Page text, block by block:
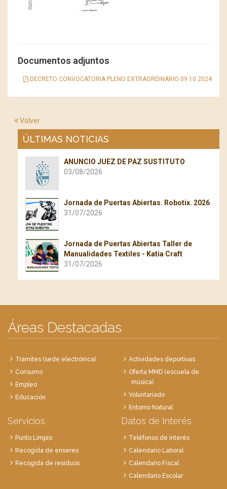
Documentos adjuntos
DECRETO CONVOCATORIA PLENO EXTRAORDINARIO 09 10 2024
Volver
ÚLTIMAS NOTICIAS
ANUNCIO JUEZ DE PAZ SUSTITUTO
03/08/2026
Jornada de Puertas Abiertas. Robotix. 2026
31/07/2026
Jornada de Puertas Abiertas Taller de
Manualidades Textiles - Katia Craft
31/07/2026
Áreas Destacadas
Trámites (sede electrónica)
Consumo
Empleo
Educación
Actividades deportivas
Oferta MMD (escuela de
música)
Voluntariado
Entorno Natural
Servicios
Punto Limpio
Recogida de enseres
Recogida de residuos
Datos de Interés
Teléfonos de interés
Calendario Laboral
Calendario Fiscal
Calendario Escolar